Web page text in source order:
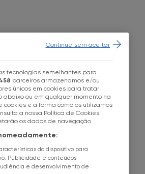
tecnologias semelhantes para
parceiros armazenamos e/ou
únicos em cookies para tratar
abaixo ou em qualquer momento na
e a forma como os utilizamos
a nossa Política de Cookies.
os dados de navegação.
do dispositivo para
Publicidade e conteúdos
e desenvolvimento de
Continue sem aceitar